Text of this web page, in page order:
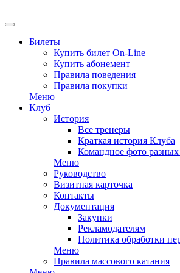
Билеты
Купить билет On-Line
Купить абонемент
Правила поведения
Правила покупки
Меню
Клуб
История
Все тренеры
Краткая история Клуба
Командное фото разных
Меню
Руководство
Визитная карточка
Контакты
Документация
Закупки
Рекламодателям
Политика обработки
Меню
Правила массового катания